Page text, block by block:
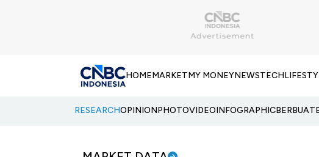
HOMEMARKETMY MONEYNEWSTECH
RESEARCHOPINIONPHOTOVIDEOINFOGRAPHIC